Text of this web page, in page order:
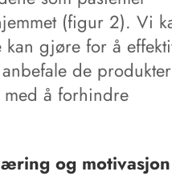
(figur 2). Vi
gjøre for å
de produkter
å forhindre
og motivasjon